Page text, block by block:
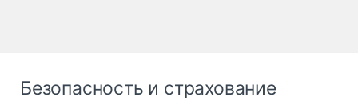
Безопасность и страхование